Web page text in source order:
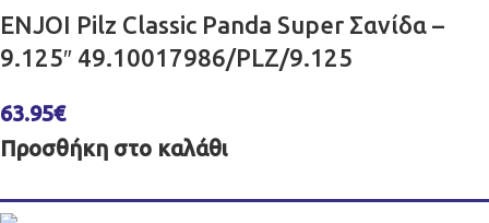
ENJOI Pilz Classic Panda Super Σανίδα –
9.125″ 49.10017986/PLZ/9.125
63.95€
Προσθήκη στο καλάθι